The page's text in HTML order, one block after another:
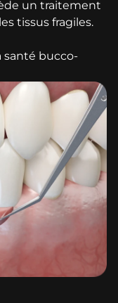
un traitement
tissus fragiles.
santé bucco-